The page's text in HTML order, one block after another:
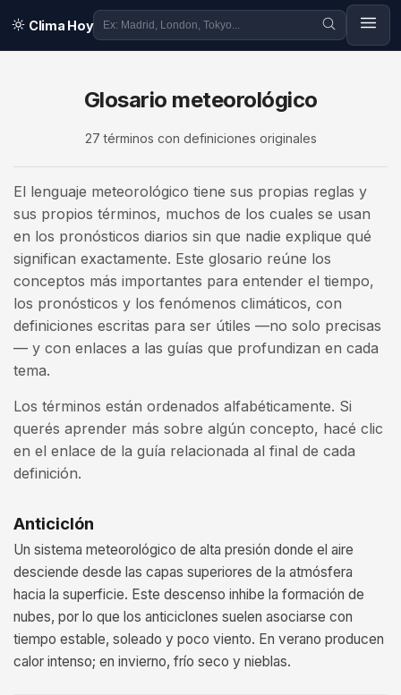
Clima Hoy
Glosario meteorológico
27 términos con definiciones originales
El lenguaje meteorológico tiene sus propias reglas y
sus propios términos, muchos de los cuales se usan
en los pronósticos diarios sin que nadie explique qué
significan exactamente. Este glosario reúne los
conceptos más importantes para entender el tiempo,
los pronósticos y los fenómenos climáticos, con
definiciones escritas para ser útiles —no solo precisas
— y con enlaces a las guías que profundizan en cada
tema.
Los términos están ordenados alfabéticamente. Si
querés aprender más sobre algún concepto, hacé clic
en el enlace de la guía relacionada al final de cada
definición.
Anticiclón
Un sistema meteorológico de alta presión donde el aire
desciende desde las capas superiores de la atmósfera
hacia la superficie. Este descenso inhibe la formación de
nubes, por lo que los anticiclones suelen asociarse con
tiempo estable, soleado y poco viento. En verano producen
calor intenso; en invierno, frío seco y nieblas.